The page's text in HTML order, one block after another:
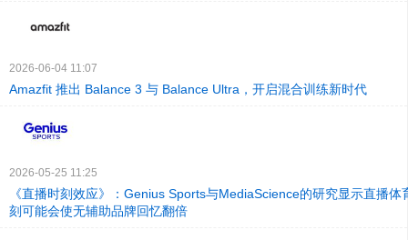
2026-06-04 11:07
Amazfit 推出 Balance 3 与 Balance Ultra，开启混合训练新时代
2026-05-25 11:25
《直播时刻效应》：Genius Sports与MediaScience的研究显示直播体
刻可能会使无辅助品牌回忆翻倍